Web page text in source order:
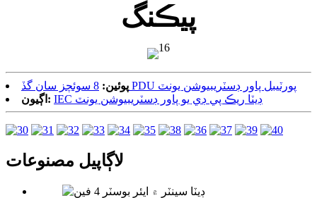
پيڪنگ
پوئين:
8 سوئچز سان گڏ PDU پورٽيبل پاور ڊسٽريبيوشن يونٽ
اڳيون:
IEC ڊيٽا ريڪ پي ڊي يو پاور ڊسٽريبيوشن يونٽ
لاڳاپيل مصنوعات